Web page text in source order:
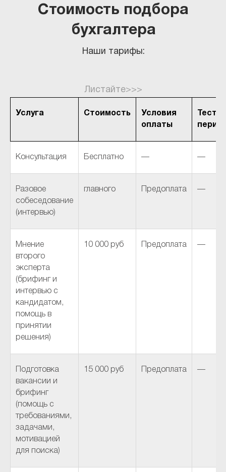
Стоимость подбора
бухгалтера
Наши тарифы:
Листайте>>>
Услуга Стоимость
Условия
оплаты
Консультация Бесплатно — —
Разовое
собеседование
(интервью)
главного Предоплата —
Мнение
второго
эксперта
(брифинг и
интервью с
кандидатом,
помощь в
принятии
решения)
10 000 руб Предоплата —
Подготовка
вакансии и
брифинг
(помощь с
требованиями,
задачами,
мотивацией
для поиска)
15 000 руб Предоплата —